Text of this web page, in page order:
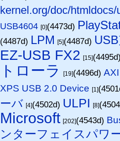
kernel.org/doc/htmldocs/
USB4604 [0](4473d)
(4487d) LPM [5](4487d)
EZ-USB FX2 [15]
トローラ [19](4496d)
XPS USB 2.0 Device [1]
ーバ [4](4502d) ULPI [8]
Microsoft [202](4543d)
ンターフェイスパワ